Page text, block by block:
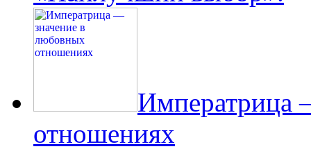
Императрица
отношениях